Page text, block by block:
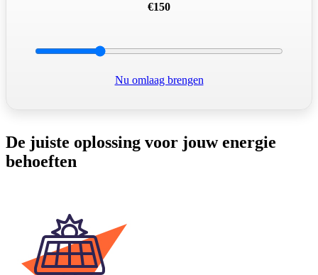
€150
Nu omlaag brengen
De juiste oplossing voor jouw energie
behoeften